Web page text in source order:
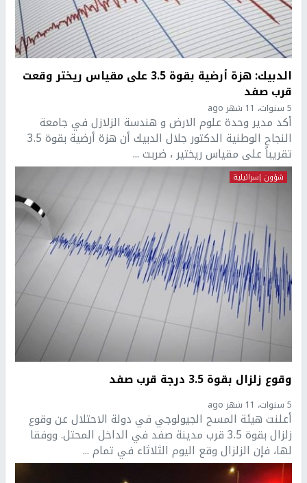
الدبيك: هزة أرضية بقوة 3.5 على مقياس ريختر وقعت
قرب صفد
5 سنوات، 11 شهر ago
أكد مدير وحدة علوم الارض و هندسة الزلازل في جامعة
النجاح الوطنية الدكتور جلال الدبيك أن هزة أرضية بقوة 3.5
تقريباً على مقياس ريختير ، ضربت ...
شؤون إسرائيلية
وقوع زلزال بقوة 3.5 درجة قرب صفد
5 سنوات، 11 شهر ago
أعلنت هيئة المسح الجيولوجي في دولة الاحتلال عن وقوع
زلزال بقوة 3.5 قرب مدينة صفد في الداخل المحتل. ووفقا
لها، فإن الزلزال وقع اليوم الثلاثاء في تمام ...